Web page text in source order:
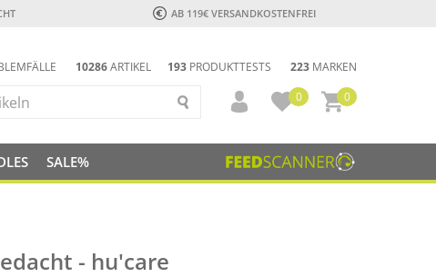
AB 119€ VERSANDKOSTENFREI
193 PRODUKTTESTS 223 MARKEN
10286ARTIKEL
0
0
SALE%
- hu'care